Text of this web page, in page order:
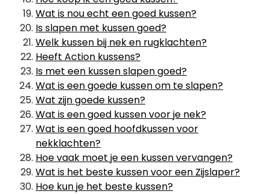
Wat is nou echt een goed kussen?
Is slapen met kussen goed?
Welk kussen bij nek en rugklachten?
Heeft Action kussens?
Is met een kussen slapen goed?
Wat is een goede kussen om te slapen?
Wat zijn goede kussen?
Wat is een goed kussen voor je nek?
Wat is een goed hoofdkussen voor
nekklachten?
Hoe vaak moet je een kussen vervangen?
Wat is het beste kussen voor een Zijslaper?
Hoe kun je het beste kussen?